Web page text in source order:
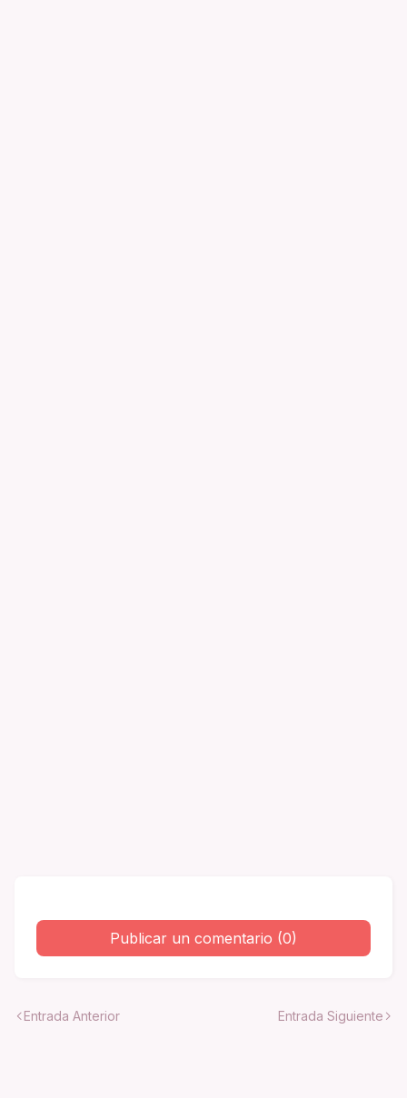
Publicar un comentario (0)
Entrada Anterior Entrada Siguiente